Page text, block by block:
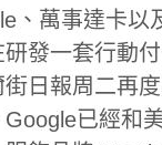
、萬事達卡以
研發一套行動
日報周二再
Google已經和